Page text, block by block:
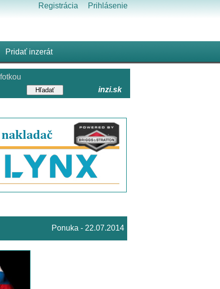
Registrácia Prihlásenie
Pridať inzerát
inzi.sk
Ponuka - 22.07.2014